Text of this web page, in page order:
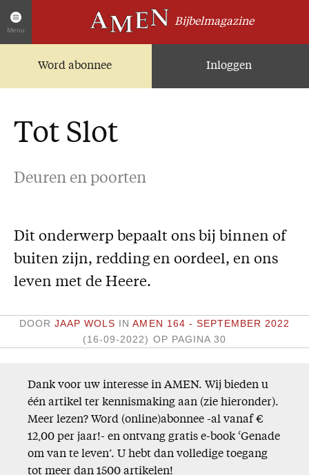
Menu
Bijbelmagazine
Word abonnee Inloggen
Artikelen
Zoek in alle artikelen
Facebook
Abonnementen
Geschenkabonnement
Proefnummer AMEN
Missie
Adreswijziging
Nabestellen
En verder
Tot Slot
Deuren en poorten
Dit onderwerp bepaalt ons bij binnen of
buiten zijn, redding en oordeel, en ons
leven met de Heere.
DOORJAAP WOLS INAMEN 164 - SEPTEMBER 2022
(16-09-2022) OP PAGINA 30
Dank voor uw interesse in AMEN. Wij bieden u
één artikel ter kennismaking aan (zie hieronder).
Meer lezen? Word (online)abonnee -al vanaf €
12,00 per jaar!- en ontvang gratis e-book ‘Genade
om van te leven’. U hebt dan volledige toegang
tot meer dan 1500 artikelen!